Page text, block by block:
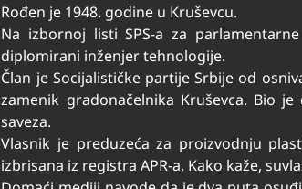
Rođen je 1948. godine u Kruševcu.
Na izbornoj listi SPS-a za
diplomirani inženjer tehnologije.
Član je Socijalističke partije Srbije od
zamenik gradonačelnika Kruševca. Bio
saveza.
Vlasnik je preduzeća za proizvodnju
izbrisana iz registra APR-a. Kako kaže,